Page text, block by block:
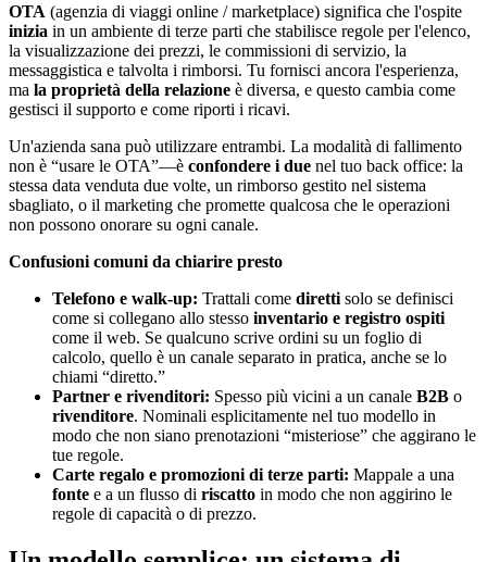
OTA (agenzia di viaggi online / marketplace) significa che l'ospite
inizia in un ambiente di terze parti che stabilisce regole per l'elenco,
la visualizzazione dei prezzi, le commissioni di servizio, la
messaggistica e talvolta i rimborsi. Tu fornisci ancora l'esperienza,
ma la proprietà della relazione è diversa, e questo cambia come
gestisci il supporto e come riporti i ricavi.
Un'azienda sana può utilizzare entrambi. La modalità di fallimento
non è “usare le OTA”—è confondere i due nel tuo back office: la
stessa data venduta due volte, un rimborso gestito nel sistema
sbagliato, o il marketing che promette qualcosa che le operazioni
non possono onorare su ogni canale.
Confusioni comuni da chiarire presto
Telefono e walk-up: Trattali come diretti solo se definisci
come si collegano allo stesso inventario e registro ospiti
come il web. Se qualcuno scrive ordini su un foglio di
calcolo, quello è un canale separato in pratica, anche se lo
chiami “diretto.”
Partner e rivenditori: Spesso più vicini a un canale B2B o
rivenditore. Nominali esplicitamente nel tuo modello in
modo che non siano prenotazioni “misteriose” che aggirano le
tue regole.
Carte regalo e promozioni di terze parti: Mappale a una
fonte e a un flusso di riscatto in modo che non aggirino le
regole di capacità o di prezzo.